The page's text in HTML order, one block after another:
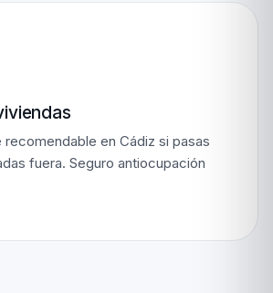
recomendable en Cádiz si pasas
fuera. Seguro antiocupación